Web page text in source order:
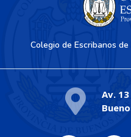
Colegio de Escribanos
Av.